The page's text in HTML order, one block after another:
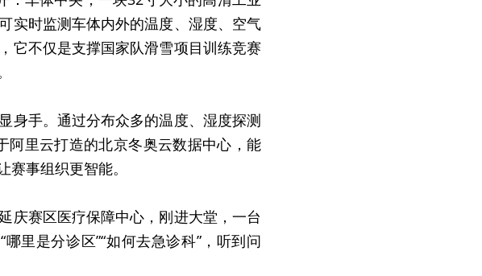
实时监测车体内外的温度、湿度、空气
它不仅是支撑国家队滑雪项目训练竞赛
手。通过分布众多的温度、湿度探测
阿里云打造的北京冬奥云数据中心，能
事组织更智能。
赛区医疗保障中心，刚进大堂，一台
里是分诊区”“如何去急诊科”，听到问